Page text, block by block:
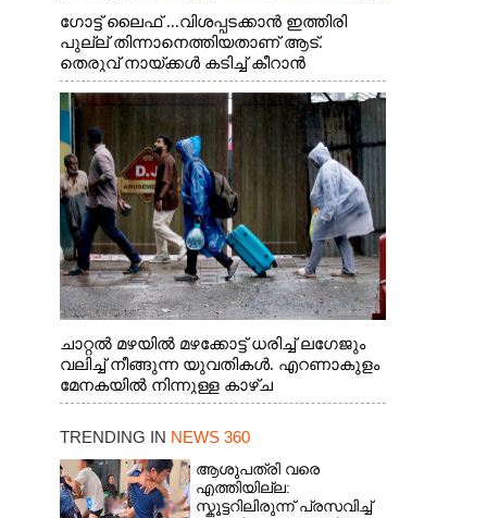
ഗോട്ട് ലൈഫ് ...വിശപ്പടക്കാൻ ഇത്തിരി
പുല്ല് തിന്നാനെത്തിയതാണ് ആട്.
തെരുവ് നായ്ക്കൾ കടിച്ച് കീറാൻ
വന്നതോടെ വയറിന്റെ ആന്തൽ മറന്ന്
ജീവന് വേണ്ടിയായി ഓട്ടം. എറണാകുളം
വാത്തുരുത്തിയിൽ നിന്നുള്ള കാഴ്ച
ചാറ്റൽ മഴയിൽ മഴക്കോട്ട് ധരിച്ച് ലഗേജും
വലിച്ച് നീങ്ങുന്ന യുവതികൾ. എറണാകുളം
മേനകയിൽ നിന്നുള്ള കാഴ്ച
TRENDING IN NEWS 360
ആശുപത്രി വരെ
എത്തിയില്ല:
സ്കൂട്ടറിലിരുന്ന് പ്രസവിച്ച്